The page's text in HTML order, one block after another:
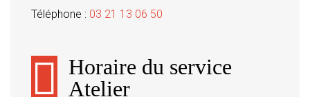
Téléphone : 03 21 13 06 50
Horaire du service
Atelier